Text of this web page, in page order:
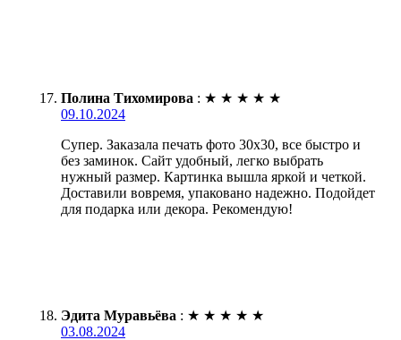
Полина Тихомирова : ★ ★ ★ ★ ★
09.10.2024
Супер. Заказала печать фото 30х30, все быстро и
без заминок. Сайт удобный, легко выбрать
нужный размер. Картинка вышла яркой и четкой.
Доставили вовремя, упаковано надежно. Подойдет
для подарка или декора. Рекомендую!
Эдита Муравьёва : ★ ★ ★ ★ ★
03.08.2024